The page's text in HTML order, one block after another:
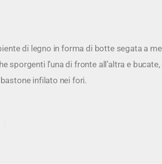
di legno in forma di botte segata a
sporgenti l’una di fronte all’altra e
infilato nei fori.